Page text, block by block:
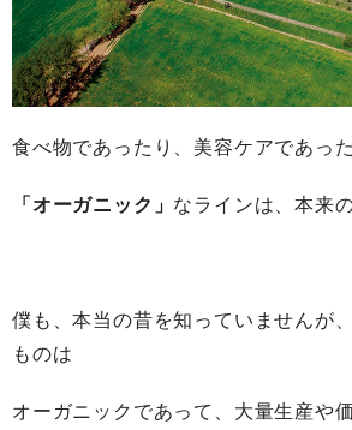
食べ物であったり、美容ケアであった
「オーガニック」 なラインは、本来
僕も、本当の昔を知っていませんが
ものは
オーガニックであって、大量生産や